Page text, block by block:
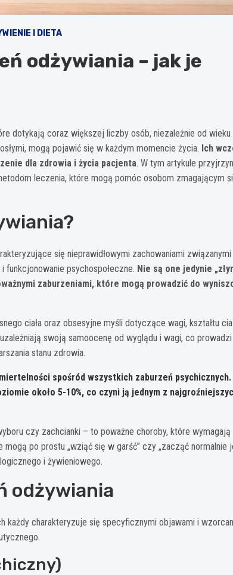
I DIETA
odżywiania – jak je
dotykają coraz większej liczby osób, niezależnie od wieku
mogą pojawić się w każdym momencie życia. Ich
dla zdrowia i życia pacjenta. W tym artykule
leczenia, które mogą pomóc osobom zmagającym
się nieprawidłowymi zachowaniami
psychospołeczne. Nie są one jedynie
zaburzeniami, które mogą prowadzić do
ciała oraz obsesyjne myśli dotyczące wagi, kształtu
swoją samoocenę od wyglądu i wagi, co
stanu zdrowia.
spośród wszystkich zaburzeń psychicznych.
około 5-10%, co czyni ją jednym z
czy zachcianki – to poważne choroby, które wymagają
po prostu „wziąć się w garść” czy „zacząć normalnie
i żywieniowego.
odżywiania
każdy charakteryzuje się specyficznymi objawami i